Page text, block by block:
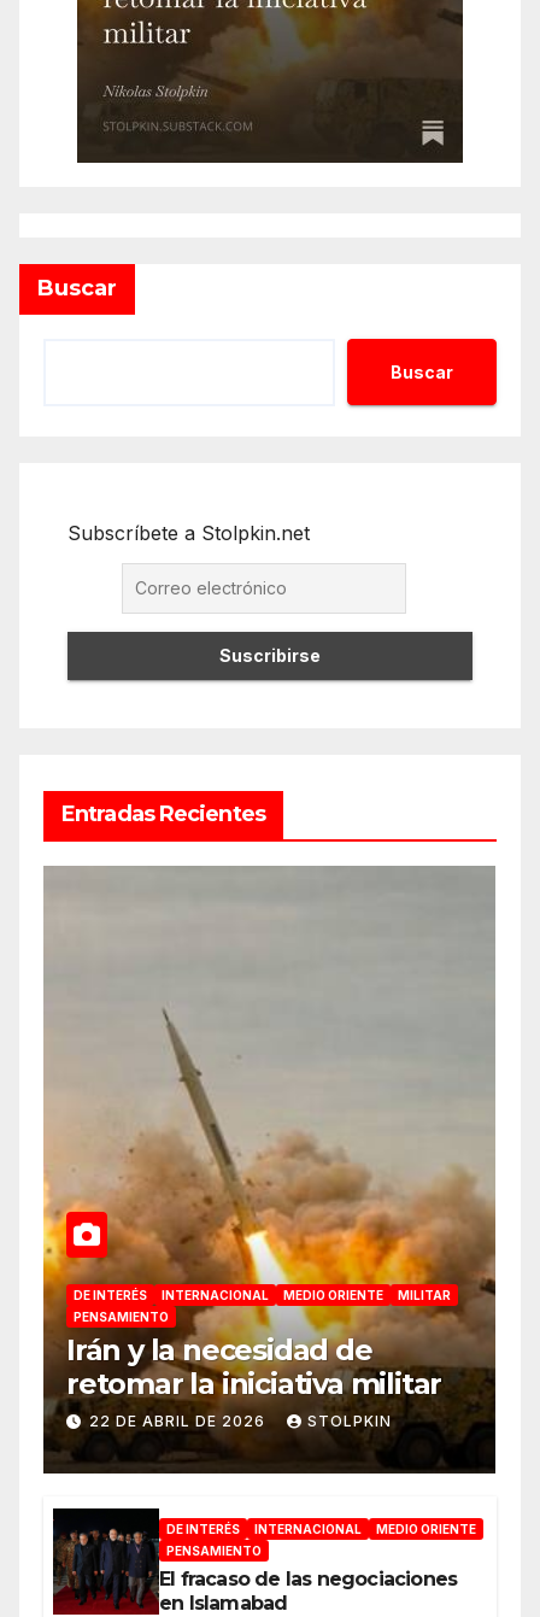
Buscar
Buscar
Subscríbete a Stolpkin.net
Entradas Recientes
DE INTERÉS INTERNACIONAL MEDIO ORIENTE
MILITAR
PENSAMIENTO
Irán y la necesidad de
retomar la iniciativa militar
22 DE ABRIL DE 2026 STOLPKIN
DE INTERÉS INTERNACIONAL
MEDIO ORIENTE
PENSAMIENTO
El fracaso de las negociaciones
en Islamabad